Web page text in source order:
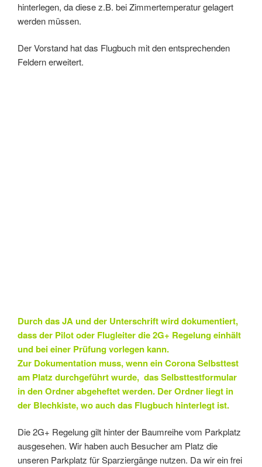
hinterlegen, da diese z.B. bei Zimmertemperatur gelagert
werden müssen.
Der Vorstand hat das Flugbuch mit den entsprechenden
Feldern erweitert.
Durch das JA und der Unterschrift wird dokumentiert,
dass der Pilot oder Flugleiter die 2G+ Regelung einhält
und bei einer Prüfung vorlegen kann.
Zur Dokumentation muss, wenn ein Corona Selbsttest
am Platz durchgeführt wurde, das Selbsttestformular
in den Ordner abgeheftet werden. Der Ordner liegt in
der Blechkiste, wo auch das Flugbuch hinterlegt ist.
Die 2G+ Regelung gilt hinter der Baumreihe vom Parkplatz
ausgesehen. Wir haben auch Besucher am Platz die
unseren Parkplatz für Sparziergänge nutzen. Da wir ein frei